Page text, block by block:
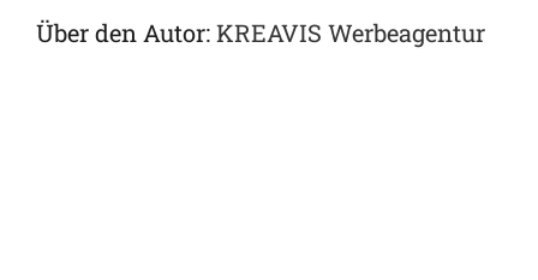
Über den Autor:KREAVIS Werbeagentur